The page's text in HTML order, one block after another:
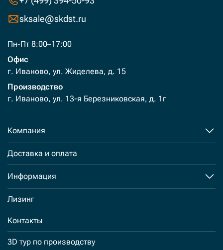
sksale@skdst.ru
Пн-Пт 8:00–17:00
Офис
г. Иваново, ул. Жиделева, д. 15
Производство
г. Иваново, ул. 13-я Березниковская, д. 1г
Компания
Доставка и оплата
Информация
Лизинг
Контакты
3D тур по производству